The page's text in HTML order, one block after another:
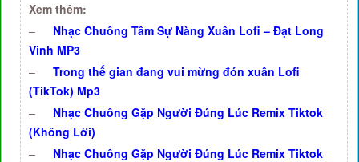
Xem thêm:
–
Nhạc Chuông Tâm Sự Nàng Xuân Lofi – Đạt Long
Vinh MP3
–
Trong thế gian đang vui mừng đón xuân Lofi
(TikTok) Mp3
–
Nhạc Chuông Gặp Người Đúng Lúc Remix Tiktok
(Không Lời)
–
Nhạc Chuông Gặp Người Đúng Lúc Remix Tiktok